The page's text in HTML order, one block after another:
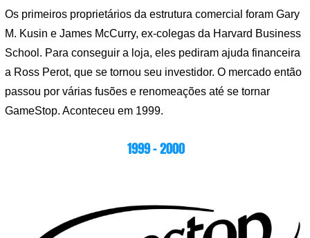
Os primeiros proprietários da estrutura comercial foram Gary
M. Kusin e James McCurry, ex-colegas da Harvard Business
School. Para conseguir a loja, eles pediram ajuda financeira
a Ross Perot, que se tornou seu investidor. O mercado então
passou por várias fusões e renomeações até se tornar
GameStop. Aconteceu em 1999.
1999 – 2000